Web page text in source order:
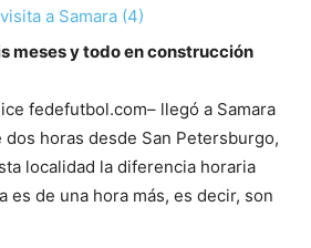
meses y todo en construcción
fedefutbol.com– llegó a Samara
horas desde San Petersburgo,
localidad la diferencia horaria
es de una hora más, es decir, son